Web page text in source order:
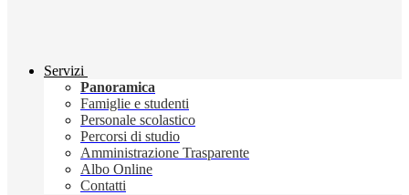
Servizi
Panoramica
Famiglie e studenti
Personale scolastico
Percorsi di studio
Amministrazione Trasparente
Albo Online
Contatti